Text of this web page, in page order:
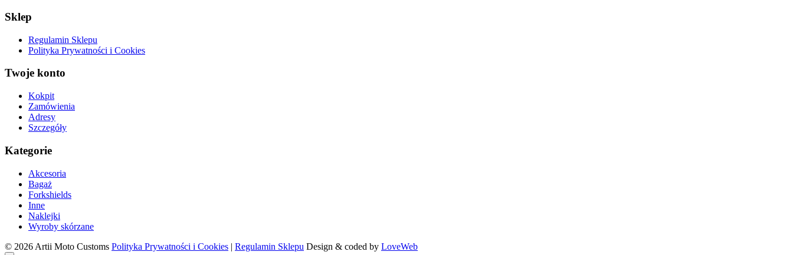
Sklep
Regulamin Sklepu
Polityka Prywatności i Cookies
Twoje konto
Kokpit
Zamówienia
Adresy
Szczegóły
Kategorie
Akcesoria
Bagaż
Forkshields
Inne
Naklejki
Wyroby skórzane
© 2026 Artii Moto Customs Polityka Prywatności i Cookies | Regulamin Sklepu Design & coded by LoveWeb